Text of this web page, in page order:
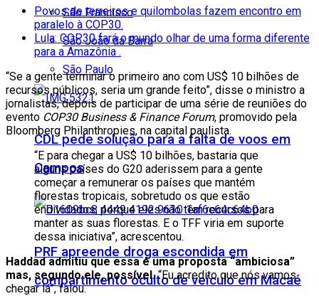
São Francisco
São João da Barra
São Paulo
CDL pede solução para a falta de voos em
Campos
PRF apreende droga escondida em
compartimento oculto de veículo em Macaé
Povos de terreiros e quilombolas fazem encontro em
paralelo à COP30.
Lula: COP30 fará o mundo olhar de uma forma diferente
para a Amazônia .
“Se a gente terminar o primeiro ano com US$ 10 bilhões de
recursos públicos, seria um grande feito”, disse o ministro a
jornalistas, depois de participar de uma série de reuniões do
evento COP30 Business & Finance Forum, promovido pela
Bloomberg Philanthropies, na capital paulista.
“E para chegar a US$ 10 bilhões, bastaria que
alguns países do G20 aderissem para a gente
começar a remunerar os países que mantém
florestas tropicais, sobretudo os que estão
endividados, porque eles não têm recursos para
manter as suas florestas. E o TFF viria em suporte
dessa iniciativa”, acrescentou.
Haddad admitiu que essa é uma proposta “ambiciosa”
mas, segundo ele, possível.“Eu acredito que nós vamos
chegar lá”, falou.